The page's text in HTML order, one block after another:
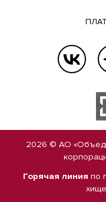
2026 © АО
Горячая линия по